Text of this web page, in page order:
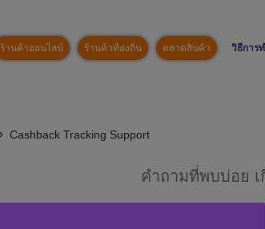
ร้านค้าออนไลน์ ร้านค้าท้องถิ่น ตลาดสินค้า วิธีการ
Cashback Tracking Support
คำถามที่พบบ่อย